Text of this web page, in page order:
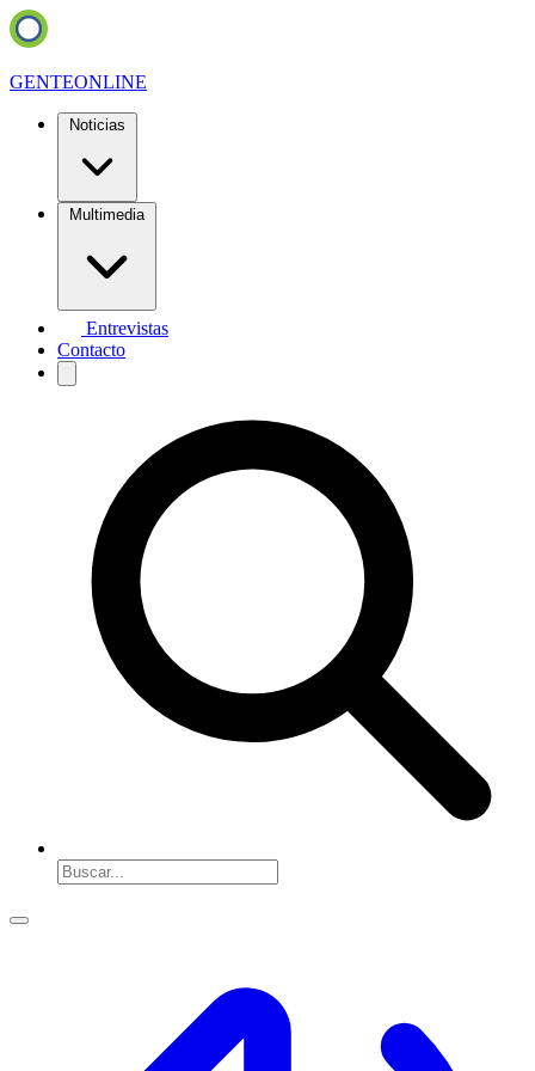
GENTEONLINE
Noticias
Multimedia
Entrevistas
Contacto